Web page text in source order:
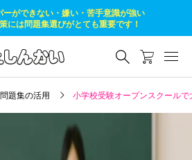
ーができない・嫌い・苦手意識が強い
には問題集選びがとても重要です！
問題集の活用 小学校受験オープンスクール